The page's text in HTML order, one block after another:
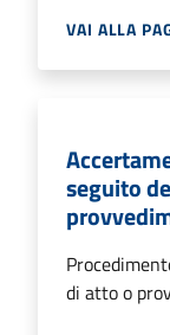
VAI ALLA
seguito
di atto o